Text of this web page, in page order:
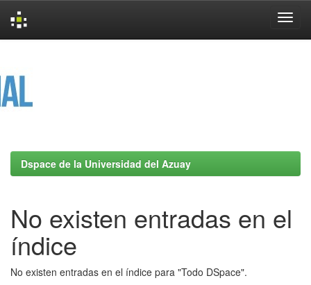
Dspace de la Universidad del Azuay
No existen entradas en el
índice
No existen entradas en el índice para "Todo DSpace".